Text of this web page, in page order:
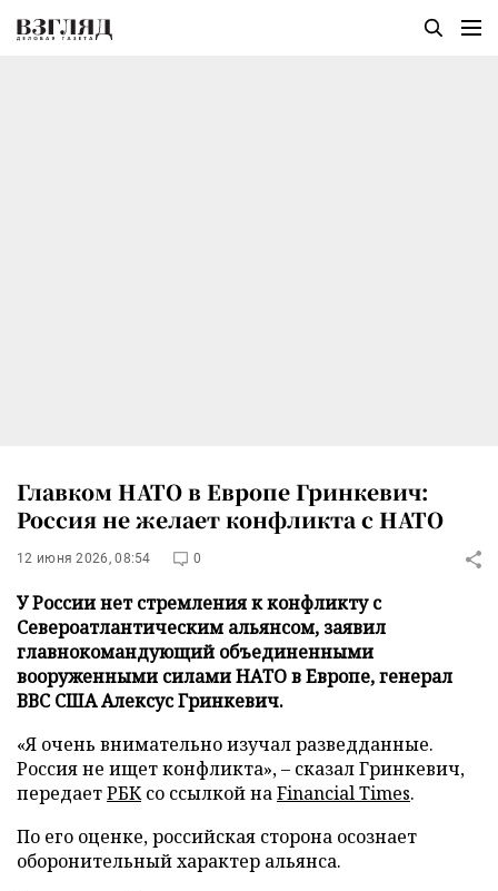
Главком НАТО в Европе Гринкевич:
Россия не желает конфликта с НАТО
12 июня 2026, 08:54 0
У России нет стремления к конфликту с
Североатлантическим альянсом, заявил
главнокомандующий объединенными
вооруженными силами НАТО в Европе, генерал
ВВС США Алексус Гринкевич.
«Я очень внимательно изучал разведданные.
Россия не ищет конфликта», – сказал Гринкевич,
передаетРБКсо ссылкой наFinancial Times.
По его оценке, российская сторона осознает
оборонительный характер альянса.